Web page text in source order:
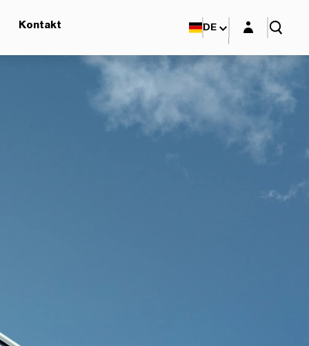
Kontakt DE Login-Maske